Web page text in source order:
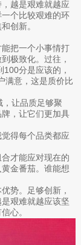
越是艰难就越应
个比较艰难的环
创新。
把一个小事情打
极致化。过往，
分是应该的，
满意，这是质价比
让品质足够聚
，让它们更加具
得每个品类都应
才能应对现在的
金番茄。谁能想
势。足够创新，
艰难就越应该坚
心。